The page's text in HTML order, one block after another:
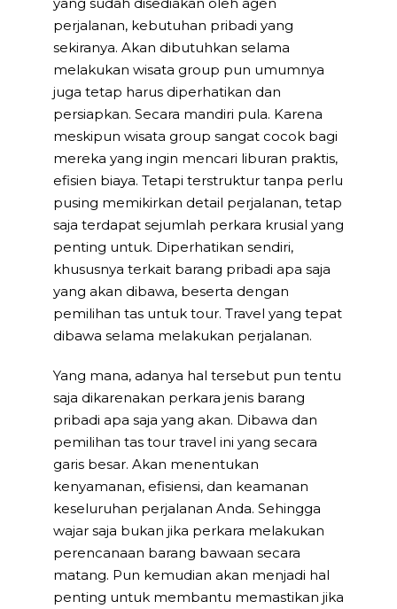
perjalanan, kebutuhan pribadi yang
sekiranya. Akan dibutuhkan selama
melakukan wisata group pun umumnya
juga tetap harus diperhatikan dan
persiapkan. Secara mandiri pula. Karena
meskipun wisata group sangat cocok bagi
mereka yang ingin mencari liburan praktis,
efisien biaya. Tetapi terstruktur tanpa perlu
pusing memikirkan detail perjalanan, tetap
saja terdapat sejumlah perkara krusial yang
penting untuk. Diperhatikan sendiri,
khususnya terkait barang pribadi apa saja
yang akan dibawa, beserta dengan
pemilihan tas untuk tour. Travel yang tepat
dibawa selama melakukan perjalanan.
Yang mana, adanya hal tersebut pun tentu
saja dikarenakan perkara jenis barang
pribadi apa saja yang akan. Dibawa dan
pemilihan tas tour travel ini yang secara
garis besar. Akan menentukan
kenyamanan, efisiensi, dan keamanan
keseluruhan perjalanan Anda. Sehingga
wajar saja bukan jika perkara melakukan
perencanaan barang bawaan secara
matang. Pun kemudian akan menjadi hal
penting untuk membantu memastikan jika